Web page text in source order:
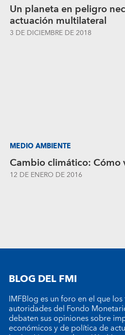
Un planeta en peligro
actuación multilateral
3 DE DICIEMBRE DE 2018
MEDIO AMBIENTE
Cambio climático: Cómo
12 DE ENERO DE 2016
BLOG DEL FMI
IMFBlog es un foro en el que
autoridades del Fondo
debaten sus opiniones sobre
económicos y de política de